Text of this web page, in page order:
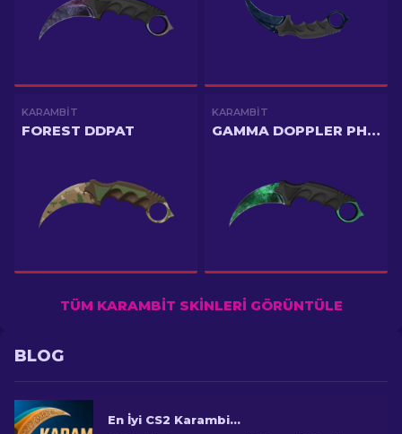
KARAMBIT
FOREST DDPAT
KARAMBIT
GAMMA DOPPLER PHASE 2
TÜM KARAMBIT SKINLERI GÖRÜNTÜLE
BLOG
En İyi CS2 Karambit Bıçağı Skin'leri